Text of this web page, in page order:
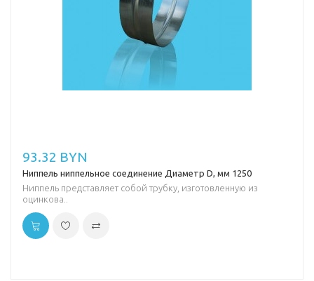
93.32 BYN
Ниппель ниппельное соединение Диаметр D, мм 1250
Ниппель представляет собой трубку, изготовленную из
оцинкова..